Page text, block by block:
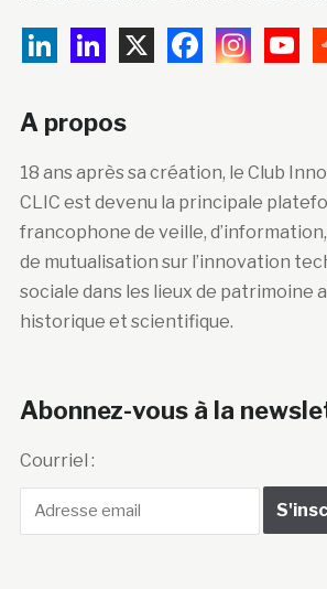
A propos
CLIC est devenu la principale
francophone de veille,
de mutualisation sur l’innovation
sociale dans les lieux de patrimoine
historique et scientifique.